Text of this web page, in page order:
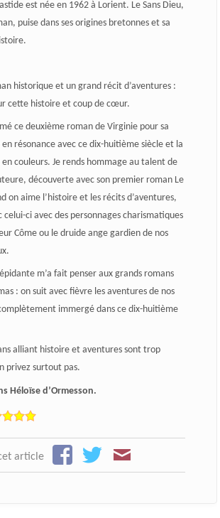
est née en 1962 à Lorient. Le Sans Dieu,
puise dans ses origines bretonnes et sa
historique et un grand récit d’aventures :
cette histoire et coup de cœur.
ce deuxième roman de Virginie pour sa
résonance avec ce dix-huitième siècle et la
couleurs. Je rends hommage au talent de
découverte avec son premier roman Le
on aime l’histoire et les récits d’aventures,
celui-ci avec des personnages charismatiques
Côme ou le druide ange gardien de nos
m’a fait penser aux grands romans
: on suit avec fièvre les aventures de nos
immergé dans ce dix-huitième
alliant histoire et aventures sont trop
privez surtout pas.
Héloïse d’Ormesson.
article